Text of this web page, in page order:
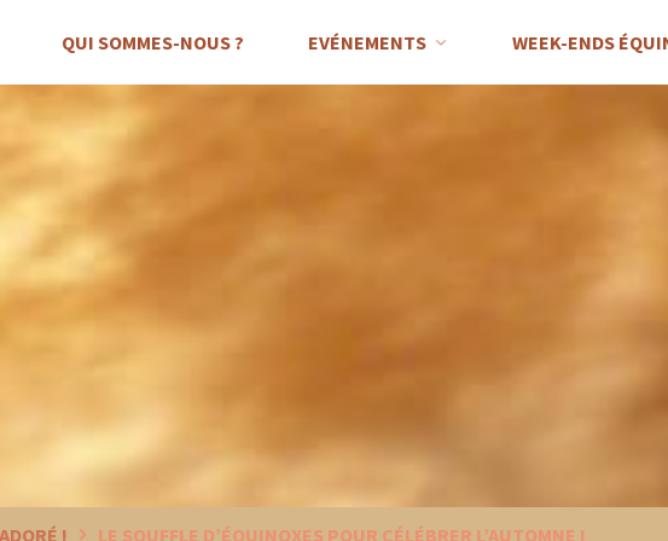
QUI SOMMES-NOUS ? EVÉNEMENTS WEEK-ENDS
! LE SOUFFLE D’ÉQUINOXES POUR CÉLÉBRER L’AUTOMNE !